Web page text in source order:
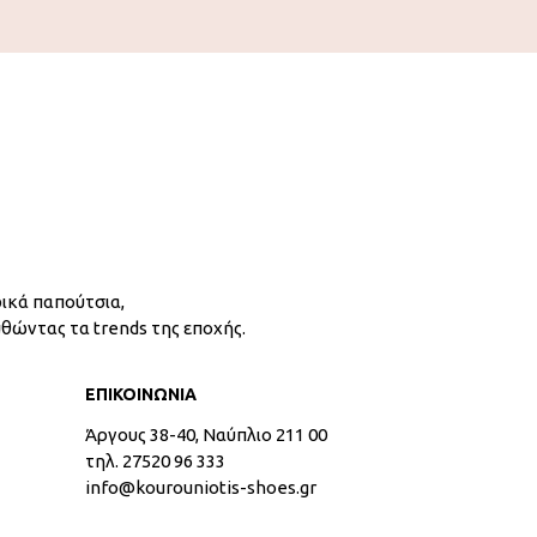
παπούτσια,
τα trends της εποχής.
ΕΠΙΚΟΙΝΩΝΙΑ
Άργους 38-40, Ναύπλιο 211 00
τηλ. 27520 96 333
info@kourouniotis-shoes.gr